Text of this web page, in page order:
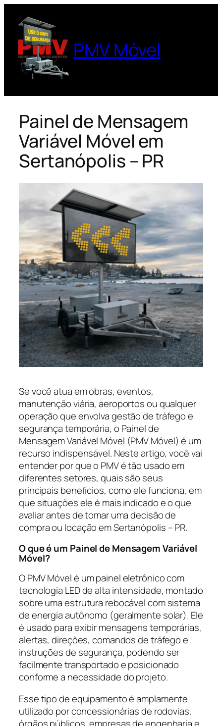
para
conteúdo
PMV Móvel
Painel de Mensagem
Variável Móvel em
Sertanópolis – PR
Se você atua em obras, eventos,
manutenção viária, aeroportos ou qualquer
operação que envolva gestão de tráfego e
segurança temporária, o Painel de
Mensagem Variável Móvel (PMV Móvel) é um
recurso indispensável. Neste artigo, você vai
entender por que o PMV é tão usado em
diferentes setores, quais são seus
principais benefícios, como ele funciona, em
que situações ele é mais indicado e o que
avaliar antes de tomar uma decisão de
compra ou locação em Sertanópolis – PR.
O que é um Painel de Mensagem Variável
Móvel?
O PMV Móvel é um painel eletrônico com
tecnologia LED de alta intensidade, montado
sobre uma estrutura rebocável com sistema
de energia autônomo (geralmente solar). Ele
é usado para exibir mensagens temporárias,
alertas, direções, comandos de tráfego e
instruções de segurança, podendo ser
facilmente transportado e posicionado
conforme a necessidade do projeto.
Esse tipo de equipamento é amplamente
utilizado por concessionárias de rodovias,
órgãos públicos, empresas de engenharia e